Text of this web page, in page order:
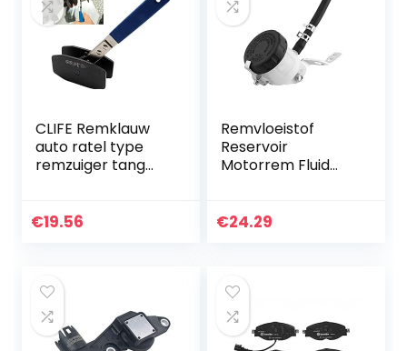
CLIFE Remklauw
auto ratel type
remzuiger tang
€19.56
Remvloeistof
Reservoir
Motorrem Fluid
Cap Oliereservoir
€24.29